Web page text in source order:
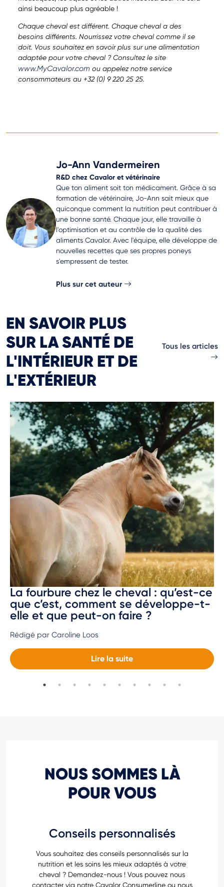
ainsi beaucoup plus agréable !
Chaque cheval est différent. Chaque cheval a des
besoins différents. Nourrissez votre cheval comme il se
doit. Vous souhaitez en savoir plus sur une alimentation
adaptée pour votre cheval ? Consultez le site
www.MyCavalor.com ou appelez notre service
consommateurs au +32 (0) 9 220 25 25.
Jo-Ann Vandermeiren
R&D chez Cavalor et vétérinaire
Que ton aliment soit ton médicament. Grâce à sa
formation de vétérinaire, Jo-Ann sait mieux que
quiconque comment la nutrition peut contribuer à
une bonne santé. Chaque jour, elle travaille à
l'optimisation et au contrôle de la qualité des
aliments Cavalor. Avec l'équipe, elle développe de
nouvelles recettes que ses propres poneys
s'empressent de tester.
Plus sur cet auteur
EN SAVOIR PLUS
SUR LA SANTÉ DE
L'INTÉRIEUR ET DE
L'EXTÉRIEUR
Tous les articles
La fourbure chez le cheval : qu’est-ce
que c’est, comment se développe-t-
elle et que peut-on faire ?
Rédigé par Caroline Loos
Lire la suite
NOUS SOMMES LÀ
POUR VOUS
Conseils personnalisés
Vous souhaitez des conseils personnalisés sur la
nutrition et les soins les mieux adaptés à votre
cheval ? Demandez-nous ! Vous pouvez nous
contacter via notre Cavalor Consumerline ou nous